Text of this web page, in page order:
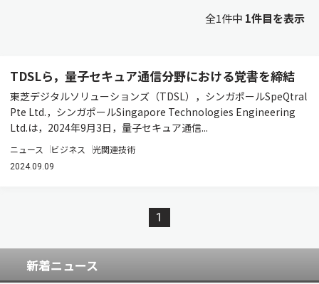
全1件中 1件目を表示
TDSLら，量子セキュア通信分野における覚書を締結
東芝デジタルソリューションズ（TDSL），シンガポールSpeQtral
Pte Ltd.，シンガポールSingapore Technologies Engineering
Ltd.は，2024年9月3日，量子セキュア通信...
ニュース ビジネス 光関連技術
2024.09.09
1
新着ニュース